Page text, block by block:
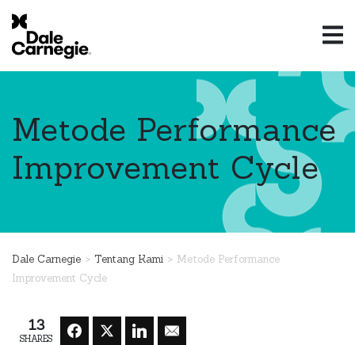
Metode Performance
Improvement Cycle
Dale Carnegie > Tentang Kami > Metode Performance
Improvement Cycle
13
SHARES